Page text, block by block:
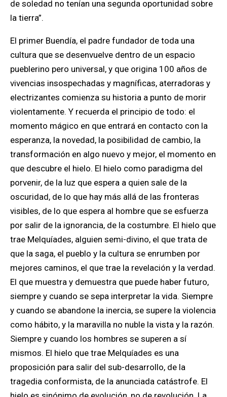
de soledad no tenían una segunda oportunidad sobre
la tierra”.
El primer Buendía, el padre fundador de toda una
cultura que se desenvuelve dentro de un espacio
pueblerino pero universal, y que origina 100 años de
vivencias insospechadas y magníficas, aterradoras y
electrizantes comienza su historia a punto de morir
violentamente. Y recuerda el principio de todo: el
momento mágico en que entrará en contacto con la
esperanza, la novedad, la posibilidad de cambio, la
transformación en algo nuevo y mejor, el momento en
que descubre el hielo. El hielo como paradigma del
porvenir, de la luz que espera a quien sale de la
oscuridad, de lo que hay más allá de las fronteras
visibles, de lo que espera al hombre que se esfuerza
por salir de la ignorancia, de la costumbre. El hielo que
trae Melquíades, alguien semi-divino, el que trata de
que la saga, el pueblo y la cultura se enrumben por
mejores caminos, el que trae la revelación y la verdad.
El que muestra y demuestra que puede haber futuro,
siempre y cuando se sepa interpretar la vida. Siempre
y cuando se abandone la inercia, se supere la violencia
como hábito, y la maravilla no nuble la vista y la razón.
Siempre y cuando los hombres se superen a sí
mismos. El hielo que trae Melquíades es una
proposición para salir del sub-desarrollo, de la
tragedia conformista, de la anunciada catástrofe. El